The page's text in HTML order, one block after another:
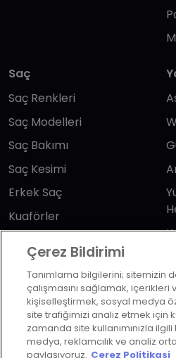
Saç
Saç Renkleri
Saç Modelleri
Saç Bakımı
Saç Kesimi
Erkek Saç
Kuaförler
Bizi takip edin
Çerez Bildirimi
Tanımlama bilgilerini; sitemizin
çalışmasını sağlamak, içerikleri
kişiselleştirmek, sosyal medya
site trafiğimizi analiz etmek için
zamanda site kullanımınızla
medya, reklamcılık ve analiz
paylaşıyoruz. Çerez Politikasi